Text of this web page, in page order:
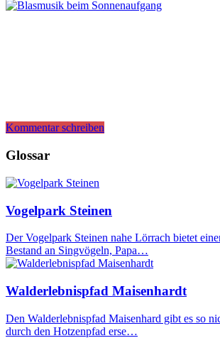
Kommentar schreiben
Glossar
Vogelpark Steinen
Der Vogelpark Steinen nahe Lörrach bietet
Bestand an Singvögeln, Papa…
Walderlebnispfad Maisenhardt
Den Walderlebnispfad Maisenhard gibt es so
durch den Hotzenpfad erse…